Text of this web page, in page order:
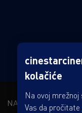
NAŠA KOMPANIJA
kolačiće
Na ovoj
Vas da pročitate